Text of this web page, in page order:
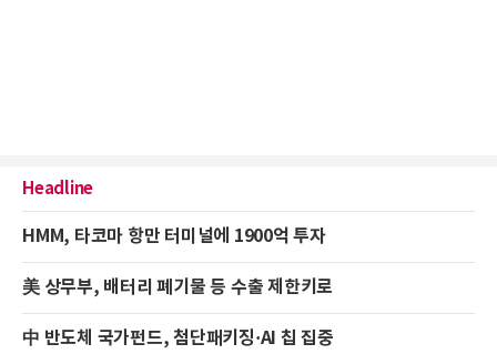
Headline
HMM, 타코마 항만 터미널에 1900억 투자
美 상무부, 배터리 폐기물 등 수출 제한키로
中 반도체 국가펀드, 첨단패키징·AI 칩 집중